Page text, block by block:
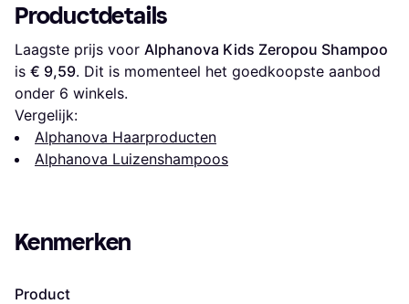
Productdetails
Laagste prijs voor Alphanova Kids Zeropou Shampoo
is € 9,59. Dit is momenteel het goedkoopste aanbod
onder 6 winkels.
Vergelijk:
Alphanova Haarproducten
Alphanova Luizenshampoos
Kenmerken
Product